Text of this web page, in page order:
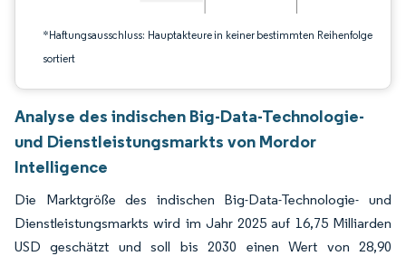
*Haftungsausschluss: Hauptakteure in keiner bestimmten Reihenfolge
sortiert
Analyse des indischen Big-Data-Technologie-
und Dienstleistungsmarkts von Mordor
Intelligence
Die Marktgröße des indischen Big-Data-Technologie- und
Dienstleistungsmarkts wird im Jahr 2025 auf 16,75 Milliarden
USD geschätzt und soll bis 2030 einen Wert von 28,90